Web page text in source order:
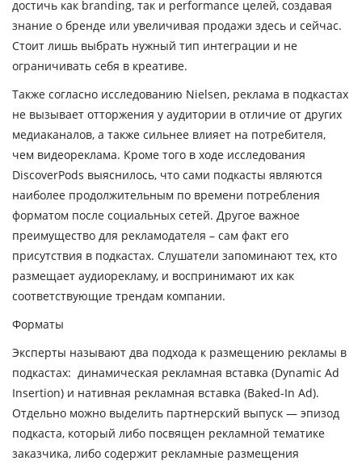
достичь как branding, так и performance целей, создавая
знание о бренде или увеличивая продажи здесь и сейчас.
Стоит лишь выбрать нужный тип интеграции и не
ограничивать себя в креативе.
Также согласно исследованию Nielsen, реклама в подкастах
не вызывает отторжения у аудитории в отличие от других
медиаканалов, а также сильнее влияет на потребителя,
чем видеореклама. Кроме того в ходе исследования
DiscoverPods выяснилось, что сами подкасты являются
наиболее продолжительным по времени потребления
форматом после социальных сетей. Другое важное
преимущество для рекламодателя – сам факт его
присутствия в подкастах. Слушатели запоминают тех, кто
размещает аудиорекламу, и воспринимают их как
соответствующие трендам компании.
Форматы
Эксперты называют два подхода к размещению рекламы в
подкастах: динамическая рекламная вставка (Dynamic Ad
Insertion) и нативная рекламная вставка (Baked-In Ad).
Отдельно можно выделить партнерский выпуск — эпизод
подкаста, который либо посвящен рекламной тематике
заказчика, либо содержит рекламные размещения